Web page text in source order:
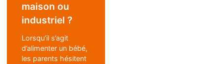
maison ou
industriel ?
Lorsqu’il s’agit
d’alimenter un bébé,
les parents hésitent